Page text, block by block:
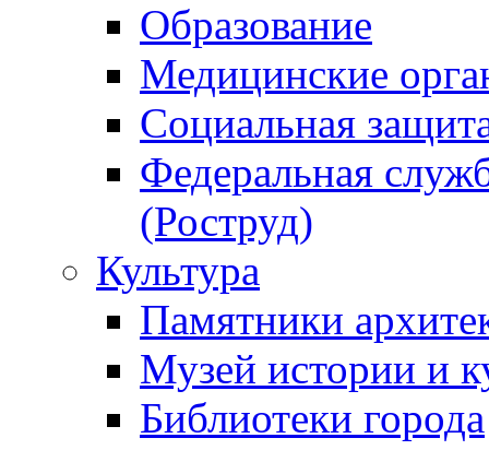
Образование
Медицинские
Социальная
Федеральная
(Роструд)
Культура
Памятники
Музей истории и
Библиотеки города